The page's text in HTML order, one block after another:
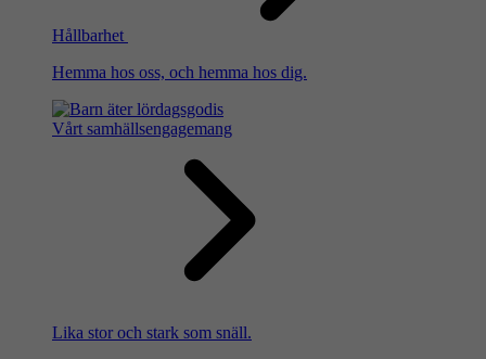
Hållbarhet
Hemma hos oss, och hemma hos dig.
Vårt samhällsengagemang
Lika stor och stark som snäll.